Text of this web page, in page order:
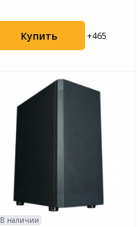
Купить +465
В наличии